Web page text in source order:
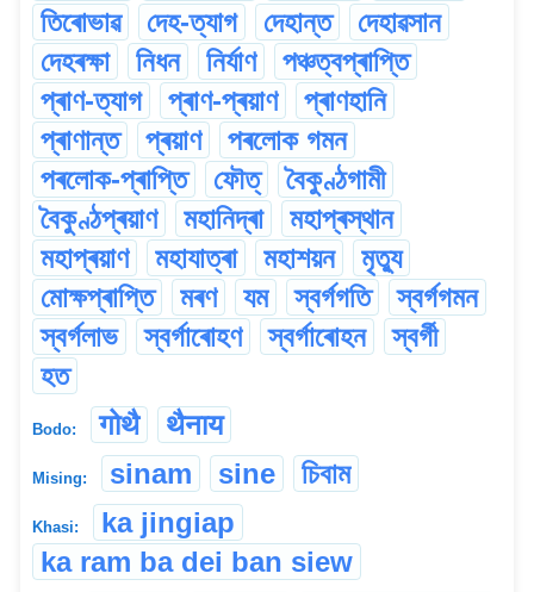
তিৰোভাৱ
দেহ-ত্যাগ দেহান্ত
দেহাৱসান
দেহৰক্ষা
নিধন নিৰ্যাণ
পঞ্চত্বপ্ৰাপ্তি
প্ৰাণ-ত্যাগ
প্ৰাণ-প্ৰয়াণ
প্ৰাণহানি
প্ৰাণান্ত
প্ৰয়াণ
পৰলোক গমন
পৰলোক-প্ৰাপ্তি
ফৌত্
বৈকুণ্ঠগামী
বৈকুণ্ঠপ্ৰয়াণ
মহানিদ্ৰা
মহাপ্ৰস্থান
মহাপ্ৰয়াণ
মহাযাত্ৰা মহাশয়ন
মৃত্যু
মোক্ষপ্ৰাপ্তি
মৰণ যম স্বৰ্গগতি
স্বৰ্গগমন
স্বৰ্গলাভ
স্বৰ্গাৰোহণ স্বৰ্গাৰোহন
স্বৰ্গী
হত
Bodo: गोथै थैनाय
Mising: sinam sine চিবাম
Khasi:
ka jingiap
ka ram ba dei ban siew